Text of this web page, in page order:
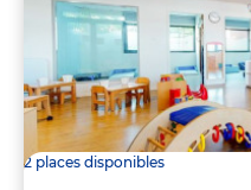
2 places disponibles